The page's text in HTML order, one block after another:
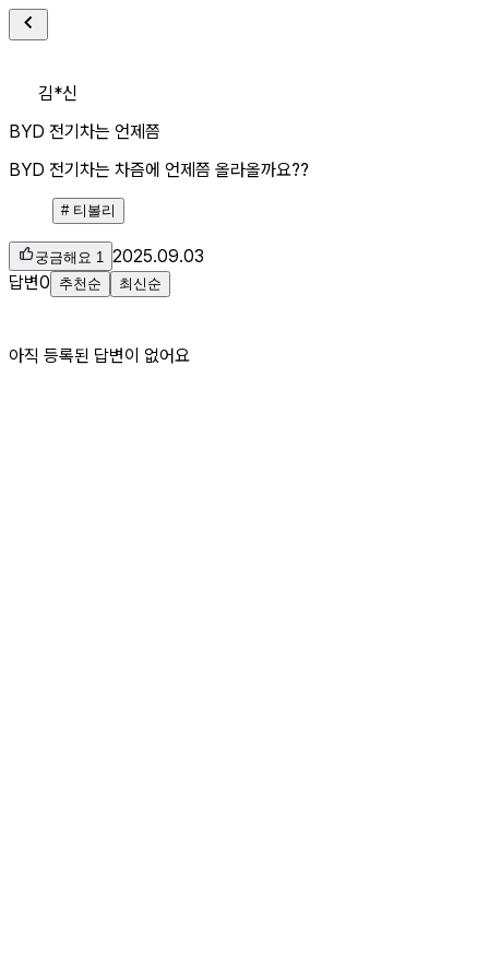
김*신
BYD 전기차는 언제쯤
BYD 전기차는 차즘에 언제쯤 올라올까요??
# 티볼리
궁금해요 1 2025.09.03
답변0 추천순 최신순
아직 등록된 답변이 없어요